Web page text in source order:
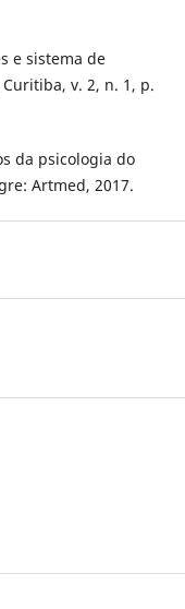
e sistema de
v. 2, n. 1, p.
da psicologia do
Artmed, 2017.